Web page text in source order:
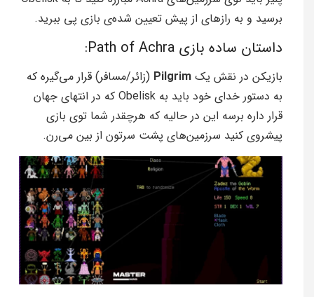
برسید و به رازهای از پیش تعیین شده‌ی بازی پی ببرید.
داستان ساده بازی Path of Achra:
بازیکن در نقش یک Pilgrim (زائر/مسافر) قرار می‌گیره که
به دستور خدای خود باید به Obelisk که در انتهای جهان
قرار داره برسه این در حالیه که هرچقدر شما توی بازی
پیشروی کنید سرزمین‌های پشت سرتون از بین می‌رن.